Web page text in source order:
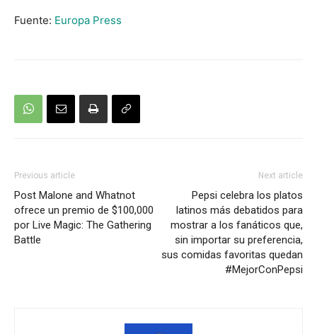
Fuente: Europa Press
Previous article
Post Malone and Whatnot
ofrece un premio de $100,000
por Live Magic: The Gathering
Battle
Next article
Pepsi celebra los platos
latinos más debatidos para
mostrar a los fanáticos que,
sin importar su preferencia,
sus comidas favoritas quedan
#MejorConPepsi